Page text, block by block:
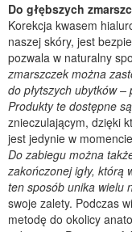
Do głębszych
Korekcja kwasem
naszej skóry, jest
pozwala w naturalny
zmarszczek można
do płytszych ubytków
Produkty te dostępne
znieczulającym, dzięki
jest jedynie w
Do zabiegu można
zakończonej igły, którą
ten sposób unika wielu
swoje zalety. Podczas
metodę do okolicy